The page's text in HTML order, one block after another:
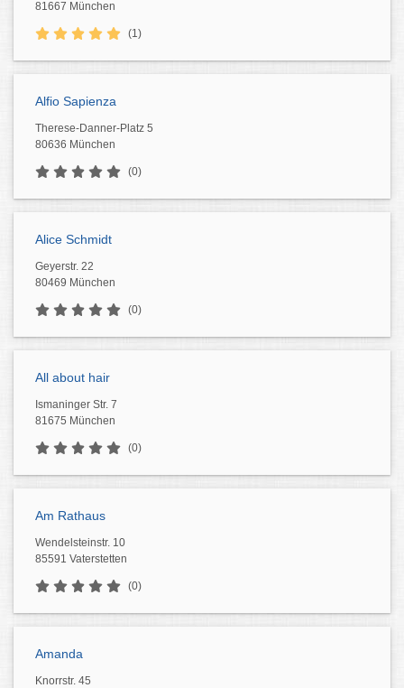
81667 München
(1)
Alfio Sapienza
Therese-Danner-Platz 5
80636 München
(0)
Alice Schmidt
Geyerstr. 22
80469 München
(0)
All about hair
Ismaninger Str. 7
81675 München
(0)
Am Rathaus
Wendelsteinstr. 10
85591 Vaterstetten
(0)
Amanda
Knorrstr. 45